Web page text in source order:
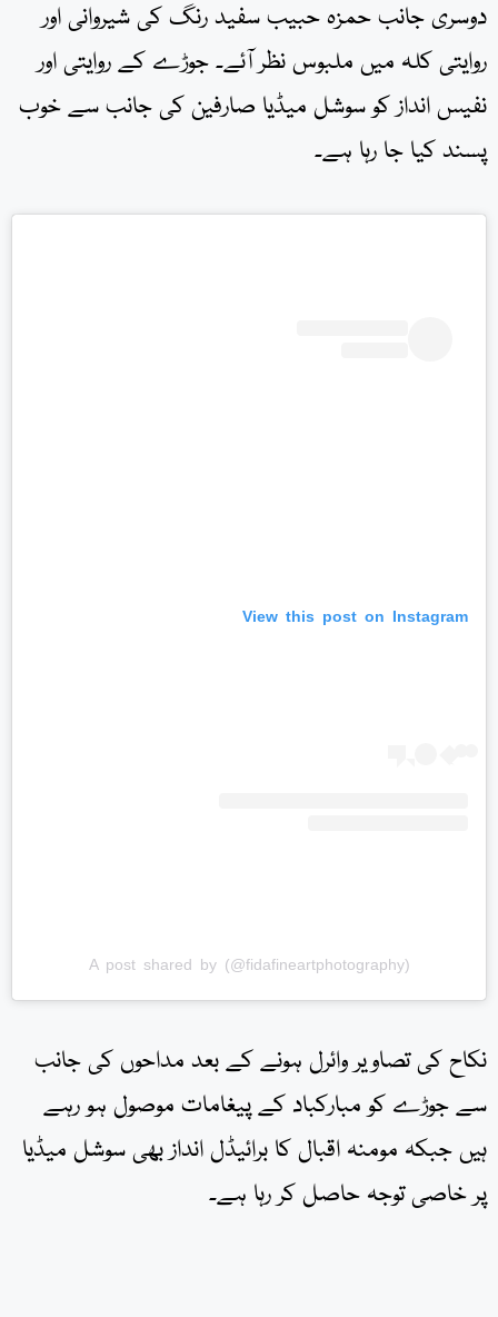
دوسری جانب حمزہ حبیب سفید رنگ کی شیروانی اور
روایتی کلہ میں ملبوس نظر آئے۔ جوڑے کے روایتی اور
نفیس انداز کو سوشل میڈیا صارفین کی جانب سے خوب
پسند کیا جا رہا ہے۔
View this post on Instagram
A post shared by (@fidafineartphotography)
نکاح کی تصاویر وائرل ہونے کے بعد مداحوں کی جانب
سے جوڑے کو مبارکباد کے پیغامات موصول ہو رہے
ہیں جبکہ مومنہ اقبال کا برائیڈل انداز بھی سوشل میڈیا
پر خاصی توجہ حاصل کر رہا ہے۔